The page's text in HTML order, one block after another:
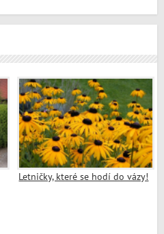
Letničky, které se hodí do vázy!